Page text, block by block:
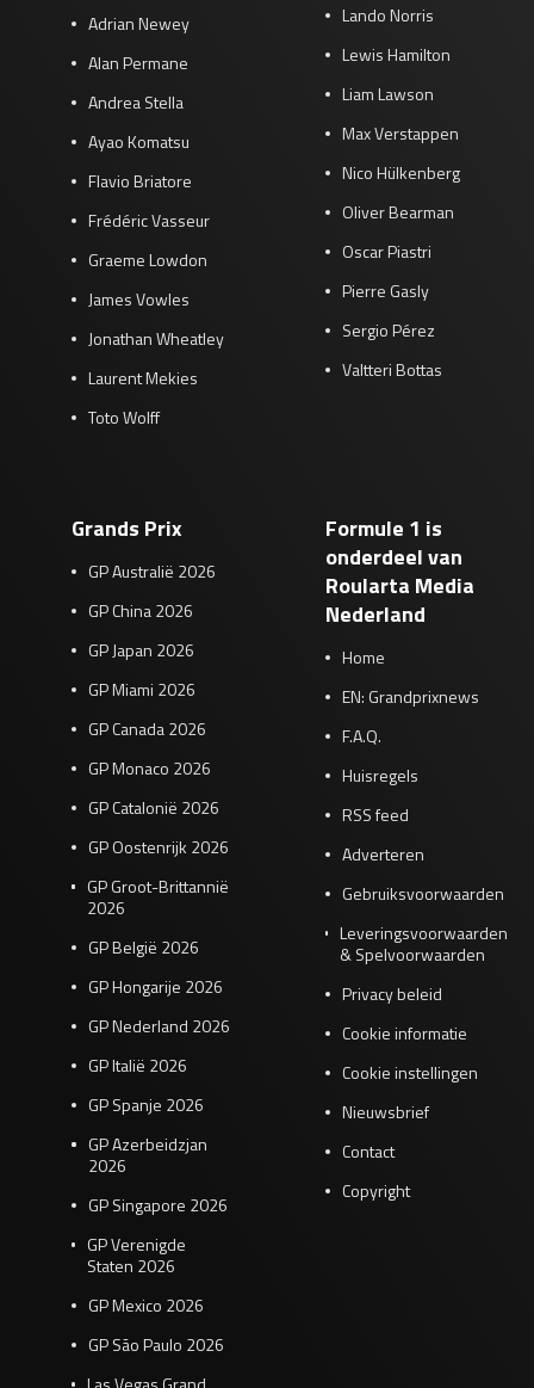
Adrian Newey
Alan Permane
Andrea Stella
Ayao Komatsu
Flavio Briatore
Frédéric Vasseur
Graeme Lowdon
James Vowles
Jonathan Wheatley
Laurent Mekies
Toto Wolff
Lando Norris
Lewis Hamilton
Liam Lawson
Max Verstappen
Nico Hülkenberg
Oliver Bearman
Oscar Piastri
Pierre Gasly
Sergio Pérez
Valtteri Bottas
Grands Prix
GP Australië 2026
GP China 2026
GP Japan 2026
GP Miami 2026
GP Canada 2026
GP Monaco 2026
GP Catalonië 2026
GP Oostenrijk 2026
GP Groot-Brittannië
2026
GP België 2026
GP Hongarije 2026
GP Nederland 2026
GP Italië 2026
GP Spanje 2026
GP Azerbeidzjan
2026
GP Singapore 2026
GP Verenigde
Staten 2026
GP Mexico 2026
GP São Paulo 2026
Formule 1 is
onderdeel van
Roularta Media
Nederland
Home
EN: Grandprixnews
F.A.Q.
Huisregels
RSS feed
Adverteren
Gebruiksvoorwaarden
Leveringsvoorwaarden
& Spelvoorwaarden
Privacy beleid
Cookie informatie
Cookie instellingen
Nieuwsbrief
Contact
Copyright